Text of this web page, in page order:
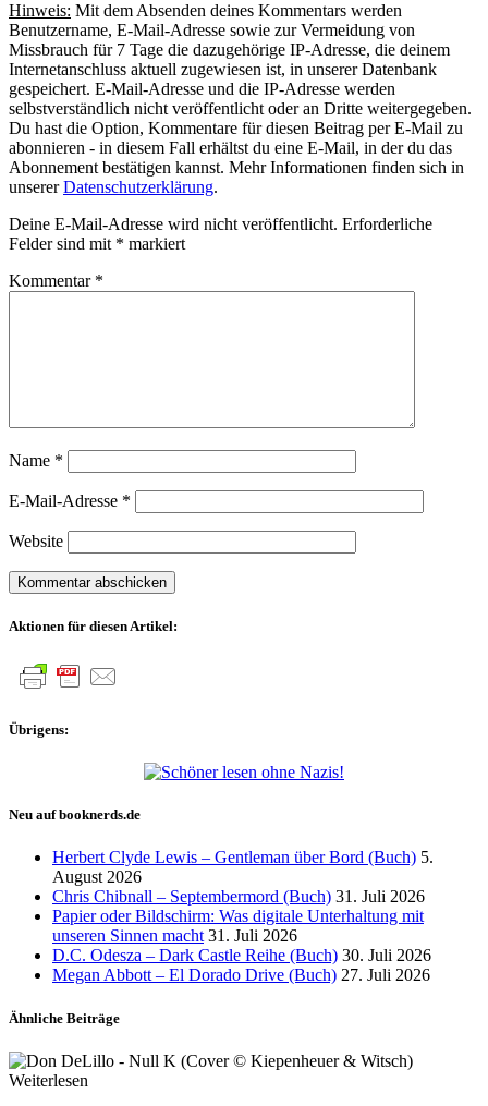
Hinweis: Mit dem Absenden deines Kommentars werden
Benutzername, E-Mail-Adresse sowie zur Vermeidung von
Missbrauch für 7 Tage die dazugehörige IP-Adresse, die deinem
Internetanschluss aktuell zugewiesen ist, in unserer Datenbank
gespeichert. E-Mail-Adresse und die IP-Adresse werden
selbstverständlich nicht veröffentlicht oder an Dritte weitergegeben.
Du hast die Option, Kommentare für diesen Beitrag per E-Mail zu
abonnieren - in diesem Fall erhältst du eine E-Mail, in der du das
Abonnement bestätigen kannst. Mehr Informationen finden sich in
unsererDatenschutzerklärung.
Deine E-Mail-Adresse wird nicht veröffentlicht. Erforderliche
Felder sind mit * markiert
Kommentar *
Name *
E-Mail-Adresse *
Website
Aktionen für diesen Artikel:
Übrigens:
Neu auf booknerds.de
Herbert Clyde Lewis – Gentleman über Bord (Buch) 5.
August 2026
Chris Chibnall – Septembermord (Buch) 31. Juli 2026
Papier oder Bildschirm: Was digitale Unterhaltung mit
unseren Sinnen macht 31. Juli 2026
D.C. Odesza – Dark Castle Reihe (Buch) 30. Juli 2026
Megan Abbott – El Dorado Drive (Buch) 27. Juli 2026
Ähnliche Beiträge
Weiterlesen